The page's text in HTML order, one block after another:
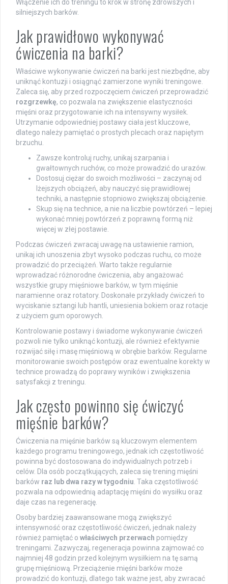
Włączenie ich do treningu to krok w stronę zdrowszych i
silniejszych barków.
Jak prawidłowo wykonywać
ćwiczenia na barki?
Właściwe wykonywanie ćwiczeń na barki jest niezbędne, aby
uniknąć kontuzji i osiągnąć zamierzone wyniki treningowe.
Zaleca się, aby przed rozpoczęciem ćwiczeń przeprowadzić
rozgrzewkę, co pozwala na zwiększenie elastyczności
mięśni oraz przygotowanie ich na intensywny wysiłek.
Utrzymanie odpowiedniej postawy ciała jest kluczowe,
dlatego należy pamiętać o prostych plecach oraz napiętym
brzuchu.
Zawsze kontroluj ruchy, unikaj szarpania i
gwałtownych ruchów, co może prowadzić do urazów.
Dostosuj ciężar do swoich możliwości – zaczynaj od
lżejszych obciążeń, aby nauczyć się prawidłowej
techniki, a następnie stopniowo zwiększaj obciążenie.
Skup się na technice, a nie na liczbie powtórzeń – lepiej
wykonać mniej powtórzeń z poprawną formą niż
więcej w złej postawie.
Podczas ćwiczeń zwracaj uwagę na ustawienie ramion,
unikaj ich unoszenia zbyt wysoko podczas ruchu, co może
prowadzić do przeciążeń. Warto także regularnie
wprowadzać różnorodne ćwiczenia, aby angażować
wszystkie grupy mięśniowe barków, w tym mięśnie
naramienne oraz rotatory. Doskonałe przykłady ćwiczeń to
wyciskanie sztangi lub hantli, uniesienia bokiem oraz rotacje
z użyciem gum oporowych.
Kontrolowanie postawy i świadome wykonywanie ćwiczeń
pozwoli nie tylko uniknąć kontuzji, ale również efektywnie
rozwijać siłę i masę mięśniową w obrębie barków. Regularne
monitorowanie swoich postępów oraz ewentualne korekty w
technice prowadzą do poprawy wyników i zwiększenia
satysfakcji z treningu.
Jak często powinno się ćwiczyć
mięśnie barków?
Ćwiczenia na mięśnie barków są kluczowym elementem
każdego programu treningowego, jednak ich częstotliwość
powinna być dostosowana do indywidualnych potrzeb i
celów. Dla osób początkujących, zaleca się trening mięśni
barków raz lub dwa razy w tygodniu. Taka częstotliwość
pozwala na odpowiednią adaptację mięśni do wysiłku oraz
daje czas na regenerację.
Osoby bardziej zaawansowane mogą zwiększyć
intensywność oraz częstotliwość ćwiczeń, jednak należy
również pamiętać o właściwych przerwach pomiędzy
treningami. Zazwyczaj, regeneracja powinna zajmować co
najmniej 48 godzin przed kolejnym wysiłkiem na tę samą
grupę mięśniową. Przeciążenie mięśni barków może
prowadzić do kontuzji, dlatego tak ważne jest, aby zwracać